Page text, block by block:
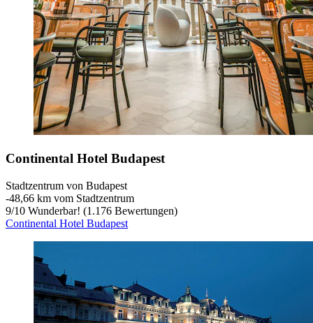
Continental Hotel Budapest
Stadtzentrum von Budapest
‐48,66 km vom Stadtzentrum
9/10 Wunderbar! (1.176 Bewertungen)
Continental Hotel Budapest